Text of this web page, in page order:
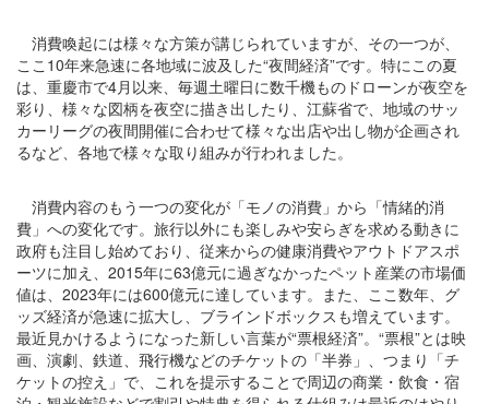
消費喚起には様々な方策が講じられていますが、その一つが、
ここ10年来急速に各地域に波及した“夜間経済”です。特にこの夏
は、重慶市で4月以来、毎週土曜日に数千機ものドローンが夜空を
彩り、様々な図柄を夜空に描き出したり、江蘇省で、地域のサッ
カーリーグの夜間開催に合わせて様々な出店や出し物が企画され
るなど、各地で様々な取り組みが行われました。
消費内容のもう一つの変化が「モノの消費」から「情緒的消
費」への変化です。旅行以外にも楽しみや安らぎを求める動きに
政府も注目し始めており、従来からの健康消費やアウトドアスポ
ーツに加え、2015年に63億元に過ぎなかったペット産業の市場価
値は、2023年には600億元に達しています。また、ここ数年、グ
ッズ経済が急速に拡大し、ブラインドボックスも増えています。
最近見かけるようになった新しい言葉が“票根経済”。“票根”とは映
画、演劇、鉄道、飛行機などのチケットの「半券」、つまり「チ
ケットの控え」で、これを提示することで周辺の商業・飲食・宿